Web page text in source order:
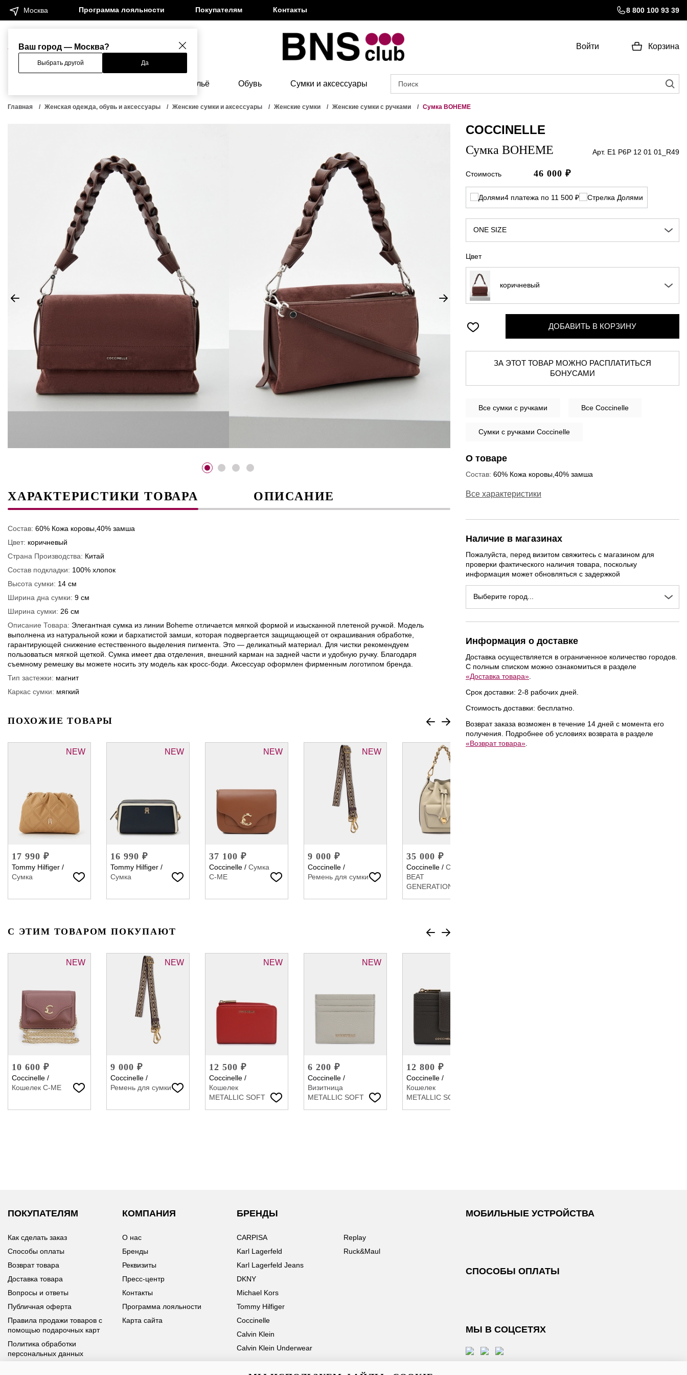
Ваш город — Москва?
Выбрать другой Да
Москва Программа лояльности Покупателям Контакты 8 800 100 93 39
Женщинам Мужчинам Войти Корзина
Бельё Обувь Сумки и аксессуары
Главная Женская одежда, обувь и аксессуары Женские сумки и аксессуары Женские сумки Женские сумки с ручками Сумка BOHEME
ХАРАКТЕРИСТИКИ ТОВАРА ОПИСАНИЕ
Состав: 60% Кожа коровы,40% замша
Цвет: коричневый
Страна Производства: Китай
Состав подкладки: 100% хлопок
Высота сумки: 14 см
Ширина дна сумки: 9 см
Ширина сумки: 26 см
Описание Товара: Элегантная сумка из линии Boheme отличается мягкой формой и изысканной плетеной ручкой. Модель
выполнена из натуральной кожи и бархатистой замши, которая подвергается защищающей от окрашивания обработке,
гарантирующей снижение естественного выделения пигмента. Это — деликатный материал. Для чистки рекомендуем
пользоваться мягкой щеткой. Сумка имеет два отделения, внешний карман на задней части и удобную ручку. Благодаря
съемному ремешку вы можете носить эту модель как кросс-боди. Аксессуар оформлен фирменным логотипом бренда.
Тип застежки: магнит
Каркас сумки: мягкий
ПОХОЖИЕ ТОВАРЫ
NEW
17 990 ₽
Tommy Hilfiger /
Сумка
NEW
16 990 ₽
Tommy Hilfiger /
Сумка
NEW
37 100 ₽
Coccinelle / Сумка
C-ME
NEW
9 000 ₽
Coccinelle /
Ремень для сумки
35 000 ₽
Coccinelle / Сумка
BEAT
GENERATION
С ЭТИМ ТОВАРОМ ПОКУПАЮТ
NEW
10 600 ₽
Coccinelle /
Кошелек C-ME
NEW
9 000 ₽
Coccinelle /
Ремень для сумки
NEW
12 500 ₽
Coccinelle /
Кошелек
METALLIC SOFT
NEW
6 200 ₽
Coccinelle /
Визитница
METALLIC SOFT
12 800 ₽
Coccinelle /
Кошелек
METALLIC SOFT
COCCINELLE
Сумка BOHEME Арт. E1 P6P 12 01 01_R49
Стоимость 46 000 ₽
4 платежа по 11 500 ₽
ONE SIZE
Цвет
коричневый
ДОБАВИТЬ В КОРЗИНУ
ЗА ЭТОТ ТОВАР МОЖНО РАСПЛАТИТЬСЯ
БОНУСАМИ
Все сумки с ручками Все Coccinelle
Сумки с ручками Coccinelle
О товаре
Состав: 60% Кожа коровы,40% замша
Все характеристики
Наличие в магазинах
Пожалуйста, перед визитом свяжитесь с магазином для
проверки фактического наличия товара, поскольку
информация может обновляться с задержкой
Выберите город...
Информация о доставке
Доставка осуществляется в ограниченное количество городов.
С полным списком можно ознакомиться в разделе
«Доставка товара»
Срок доставки: 2-8 рабочих дней.
Стоимость доставки: бесплатно.
Возврат заказа возможен в течение 14 дней с момента его
получения. Подробнее об условиях возврата в разделе
«Возврат товара»
ПОКУПАТЕЛЯМ
Как сделать заказ
Способы оплаты
Возврат товара
Доставка товара
Вопросы и ответы
Публичная оферта
Правила продажи товаров с
помощью подарочных карт
Политика обработки
персональных данных
КОМПАНИЯ
О нас
Бренды
Реквизиты
Пресс-центр
Контакты
Программа лояльности
Карта сайта
БРЕНДЫ
CARPISA
Karl Lagerfeld
Karl Lagerfeld Jeans
DKNY
Michael Kors
Tommy Hilfiger
Coccinelle
Calvin Klein
Calvin Klein Underwear
Replay
Ruck&Maul
МОБИЛЬНЫЕ УСТРОЙСТВА
СПОСОБЫ ОПЛАТЫ
МЫ В СОЦСЕТЯХ